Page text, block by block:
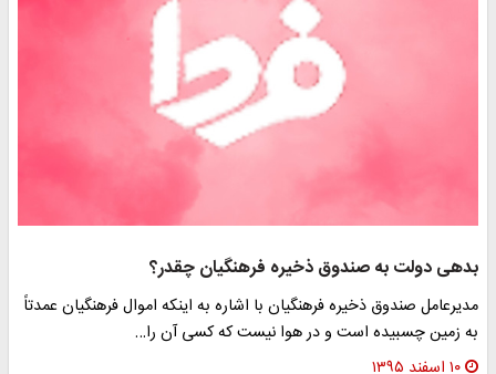
بدهی دولت به صندوق ذخیره فرهنگیان چقدر؟
مدیرعامل صندوق ذخیره فرهنگیان با اشاره به اینکه اموال فرهنگیان عمدتاً
به زمین چسبیده است و در هوا نیست که کسی آن را…
۱۰ اسفند ۱۳۹۵